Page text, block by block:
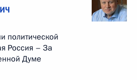
политической
Россия – За
Думе